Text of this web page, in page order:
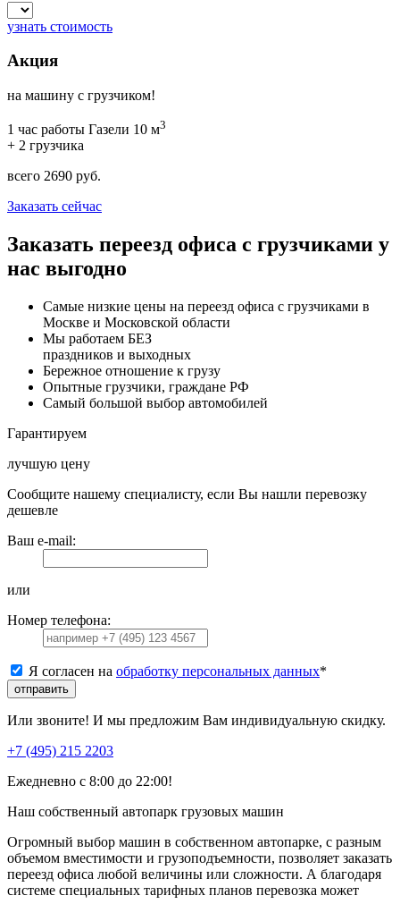
узнать стоимость
Акция
на машину с грузчиком!
1 час работы Газели 10 м3
+ 2 грузчика
всего 2690 руб.
Заказать сейчас
Заказать переезд офиса с грузчиками у
нас выгодно
Самые низкие цены на переезд офиса с грузчиками в
Москве и Московской области
Мы работаем БЕЗ
праздников и выходных
Бережное отношение к грузу
Опытные грузчики, граждане РФ
Самый большой выбор автомобилей
Гарантируем
лучшую цену
Сообщите нашему специалисту, если Вы нашли перевозку
дешевле
Ваш e-mail:
или
Номер телефона:
Я согласен на обработку персональных данных*
отправить
Или звоните! И мы предложим Вам индивидуальную скидку.
+7 (495) 215 2203
Ежедневно с 8:00 до 22:00!
Наш собственный автопарк грузовых машин
Огромный выбор машин в собственном автопарке, с разным
объемом вместимости и грузоподъемности, позволяет заказать
переезд офиса любой величины или сложности. А благодаря
системе специальных тарифных планов перевозка может